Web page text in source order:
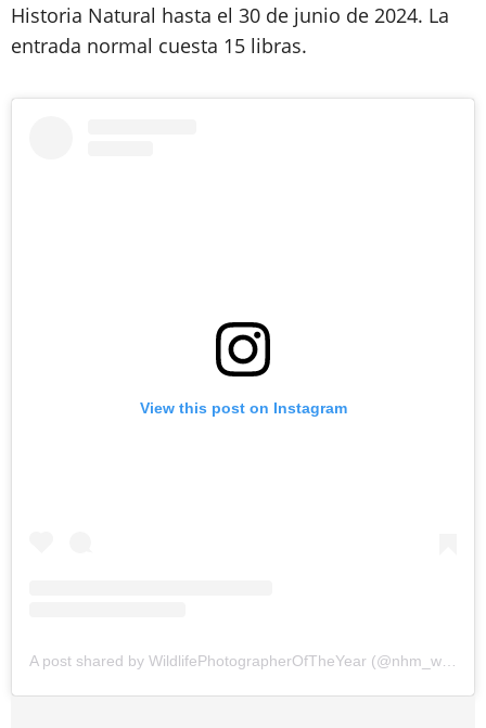
Historia Natural hasta el 30 de junio de 2024. La
entrada normal cuesta 15 libras.
View this post on Instagram